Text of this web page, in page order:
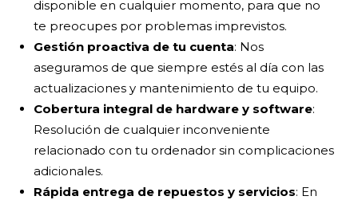
disponible en cualquier momento, para que no
te preocupes por problemas imprevistos.
Gestión proactiva de tu cuenta: Nos
aseguramos de que siempre estés al día con las
actualizaciones y mantenimiento de tu equipo.
Cobertura integral de hardware y software:
Resolución de cualquier inconveniente
relacionado con tu ordenador sin complicaciones
adicionales.
Rápida entrega de repuestos y servicios: En